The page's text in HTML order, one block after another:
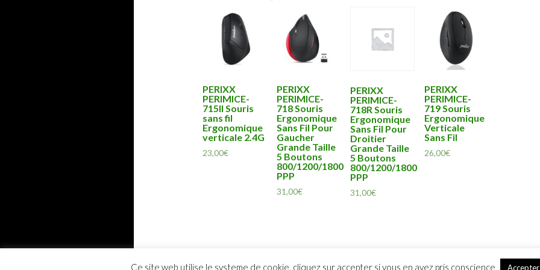
PERIXX
PERIMICE-
715II Souris
sans fil
Ergonomique
verticale 2.4G
23,00€
PERIXX
PERIMICE-
718 Souris
Ergonomique
Sans Fil Pour
Gaucher
Grande Taille
5 Boutons
800/1200/1800
PPP
31,00€
PERIXX
PERIMICE-
718R Souris
Ergonomique
Sans Fil Pour
Droitier
Grande Taille
5 Boutons
800/1200/1800
PPP
31,00€
PERIXX
PERIMICE-
719 Souris
Ergonomique
Verticale
Sans Fil
26,00€
Ce site web utilise le systeme de cookie, cliquez sur accepter si vous en avez pris conscience Accepter